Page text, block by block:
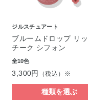
ジルスチュアート
ブルームドロップ リッ
チーク シフォン
全10色
3,300円 （税込）※
種類を選ぶ